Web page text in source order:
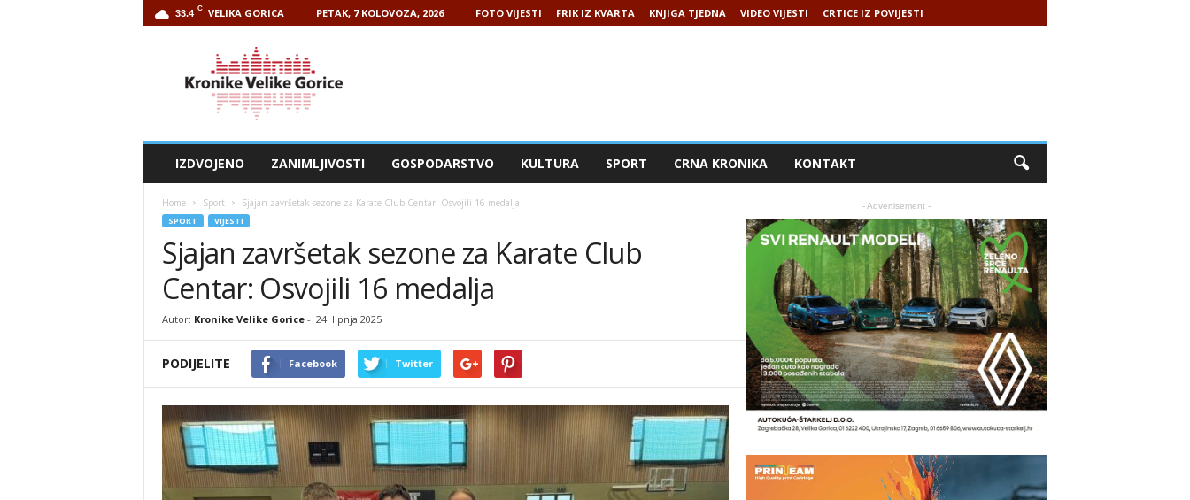
33.4 C VELIKA GORICA PETAK, 7 KOLOVOZA, 2026 FOTO VIJESTI FRIK IZ KVARTA KNJIGA TJEDNA VIDEO VIJESTI CRTICE IZ POVIJESTI
IZDVOJENO ZANIMLJIVOSTI GOSPODARSTVO KULTURA SPORT CRNA KRONIKA KONTAKT
Home Sport Sjajan završetak sezone za Karate Club Centar: Osvojili 16 medalja
SPORT VIJESTI
Sjajan završetak sezone za Karate Club
Centar: Osvojili 16 medalja
Autor: Kronike Velike Gorice- 24. lipnja 2025
PODIJELITE Facebook Twitter
- Advertisement -